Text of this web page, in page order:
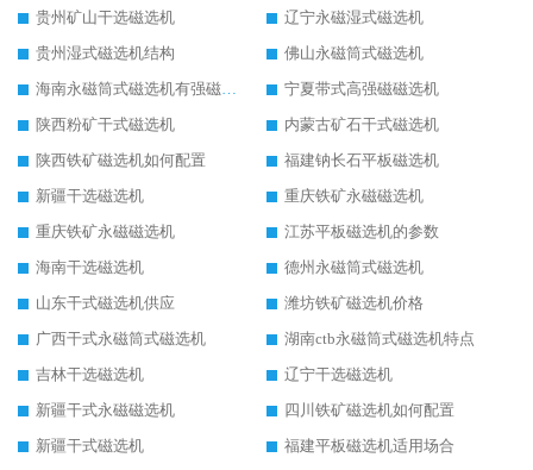
贵州矿山干选磁选机
辽宁永磁湿式磁选机
贵州湿式磁选机结构
佛山永磁筒式磁选机
宁夏带式高强磁磁选机
陕西粉矿干式磁选机
内蒙古矿石干式磁选机
陕西铁矿磁选机如何配置
福建钠长石平板磁选机
新疆干选磁选机
重庆铁矿永磁磁选机
重庆铁矿永磁磁选机
江苏平板磁选机的参数
海南干选磁选机
德州永磁筒式磁选机
山东干式磁选机供应
潍坊铁矿磁选机价格
广西干式永磁筒式磁选机
湖南ctb永磁筒式磁选机特点
吉林干选磁选机
辽宁干选磁选机
新疆干式永磁磁选机
四川铁矿磁选机如何配置
新疆干式磁选机
福建平板磁选机适用场合